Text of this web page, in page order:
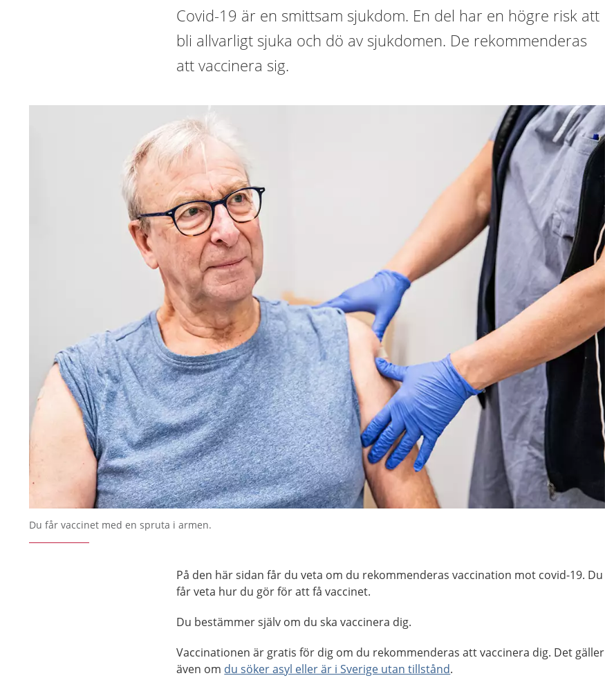
Covid-19 är en smittsam sjukdom. En del har en högre risk att
bli allvarligt sjuka och dö av sjukdomen. De rekommenderas
att vaccinera sig.
Du får vaccinet med en spruta i armen.
På den här sidan får du veta om du rekommenderas vaccination mot covid-19. Du
får veta hur du gör för att få vaccinet.
Du bestämmer själv om du ska vaccinera dig.
Vaccinationen är gratis för dig om du rekommenderas att vaccinera dig. Det gäller
även om du söker asyl eller är i Sverige utan tillstånd.